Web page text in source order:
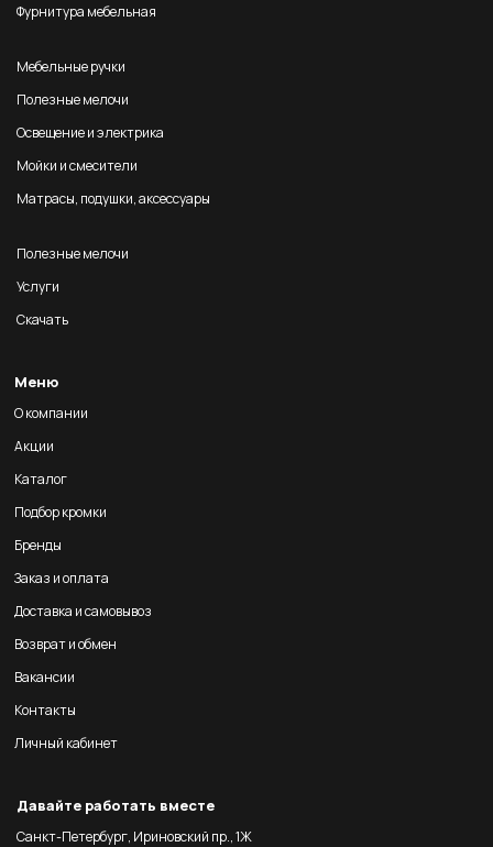
Фурнитура мебельная
Мебельные ручки
Полезные мелочи
Освещение и электрика
Мойки и смесители
Матрасы, подушки, аксессуары
Полезные мелочи
Услуги
Скачать
Меню
О компании
Акции
Каталог
Подбор кромки
Бренды
Заказ и оплата
Доставка и самовывоз
Возврат и обмен
Вакансии
Контакты
Личный кабинет
Давайте работать вместе
Санкт-Петербург, Ириновский пр., 1Ж